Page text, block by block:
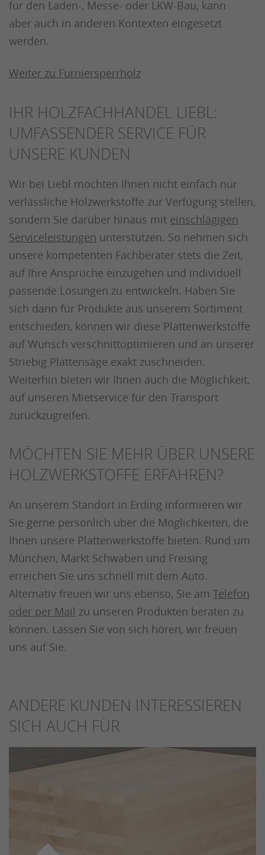
für den Laden-, Messe- oder LKW-Bau, kann
aber auch in anderen Kontexten eingesetzt
werden.
Weiter zu Furniersperrholz
IHR HOLZFACHHANDEL LIEBL:
UMFASSENDER SERVICE FÜR
UNSERE KUNDEN
Wir bei Liebl möchten Ihnen nicht einfach nur
verlässliche Holzwerkstoffe zur Verfügung stellen,
sondern Sie darüber hinaus mit einschlägigen
Serviceleistungen unterstützen. So nehmen sich
unsere kompetenten Fachberater stets die Zeit,
auf Ihre Ansprüche einzugehen und individuell
passende Lösungen zu entwickeln. Haben Sie
sich dann für Produkte aus unserem Sortiment
entschieden, können wir diese Plattenwerkstoffe
auf Wunsch verschnittoptimieren und an unserer
Striebig Plattensäge exakt zuschneiden.
Weiterhin bieten wir Ihnen auch die Möglichkeit,
auf unseren Mietservice für den Transport
zurückzugreifen.
MÖCHTEN SIE MEHR ÜBER UNSERE
HOLZWERKSTOFFE ERFAHREN?
An unserem Standort in Erding informieren wir
Sie gerne persönlich über die Möglichkeiten, die
Ihnen unsere Plattenwerkstoffe bieten. Rund um
München, Markt Schwaben und Freising
erreichen Sie uns schnell mit dem Auto.
Alternativ freuen wir uns ebenso, Sie am Telefon
oder per Mail zu unseren Produkten beraten zu
können. Lassen Sie von sich hören, wir freuen
uns auf Sie.
ANDERE KUNDEN INTERESSIEREN
SICH AUCH FÜR